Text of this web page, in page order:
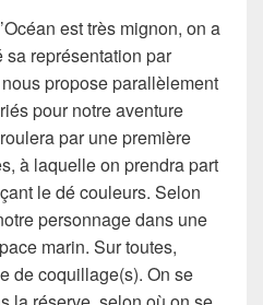
est très mignon, on a
représentation par
propose parallèlement
pour notre aventure
par une première
à laquelle on prendra part
le dé couleurs. Selon
personnage dans une
marin. Sur toutes,
de coquillage(s). On se